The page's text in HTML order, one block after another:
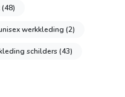
(48)
werkkleding(2)
schilders(43)